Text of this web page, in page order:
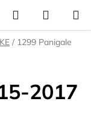
Hledat
KOŠÍK
/ 1299 Panigale
2017